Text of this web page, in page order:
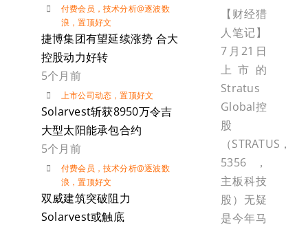
付费会员 ， 技术分析@逐波数
浪 ，置顶好文
捷博集团有望延续涨势 合大
控股动力好转
5个月前
上市公司动态 ，置顶好文
Solarvest斩获8950万令吉
大型太阳能承包合约
5个月前
付费会员 ， 技术分析@逐波数
浪 ，置顶好文
双威建筑突破阻力
Solarvest或触底
【财经猎
人笔记】
7月21日
上市的
Stratus
Global控
股
（STRATUS，
5356，
主板科技
股）无疑
是今年马